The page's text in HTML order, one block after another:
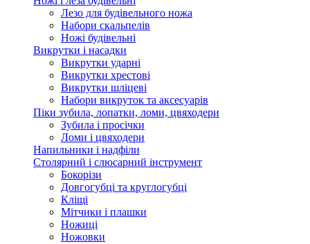
Лезо для будівельного ножа
Набори скальпелів
Ножі будівельні
Викрутки і насадки
Викрутки ударні
Викрутки хрестові
Викрутки шліцеві
Набори викруток та аксесуарів
Піки зубила, лопатки, ломи, цвяходери
Зубила і просічки
Ломи і цвяходери
Напильники і надфіли
Столярний і слюсарний інструмент
Бокорізи
Довгогубці та круглогубці
Кліщі
Мітчики і плашки
Ножиці
Ножовки